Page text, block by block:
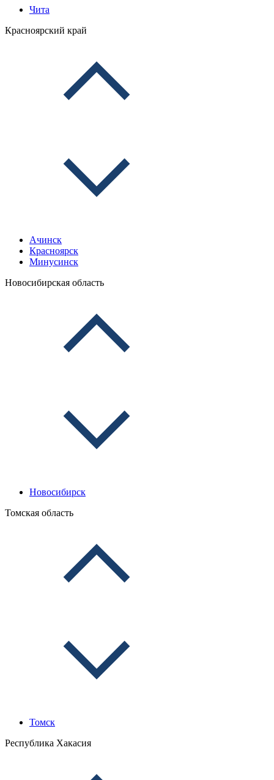
Чита
Красноярский край
Ачинск
Красноярск
Минусинск
Новосибирская область
Новосибирск
Томская область
Томск
Республика Хакасия